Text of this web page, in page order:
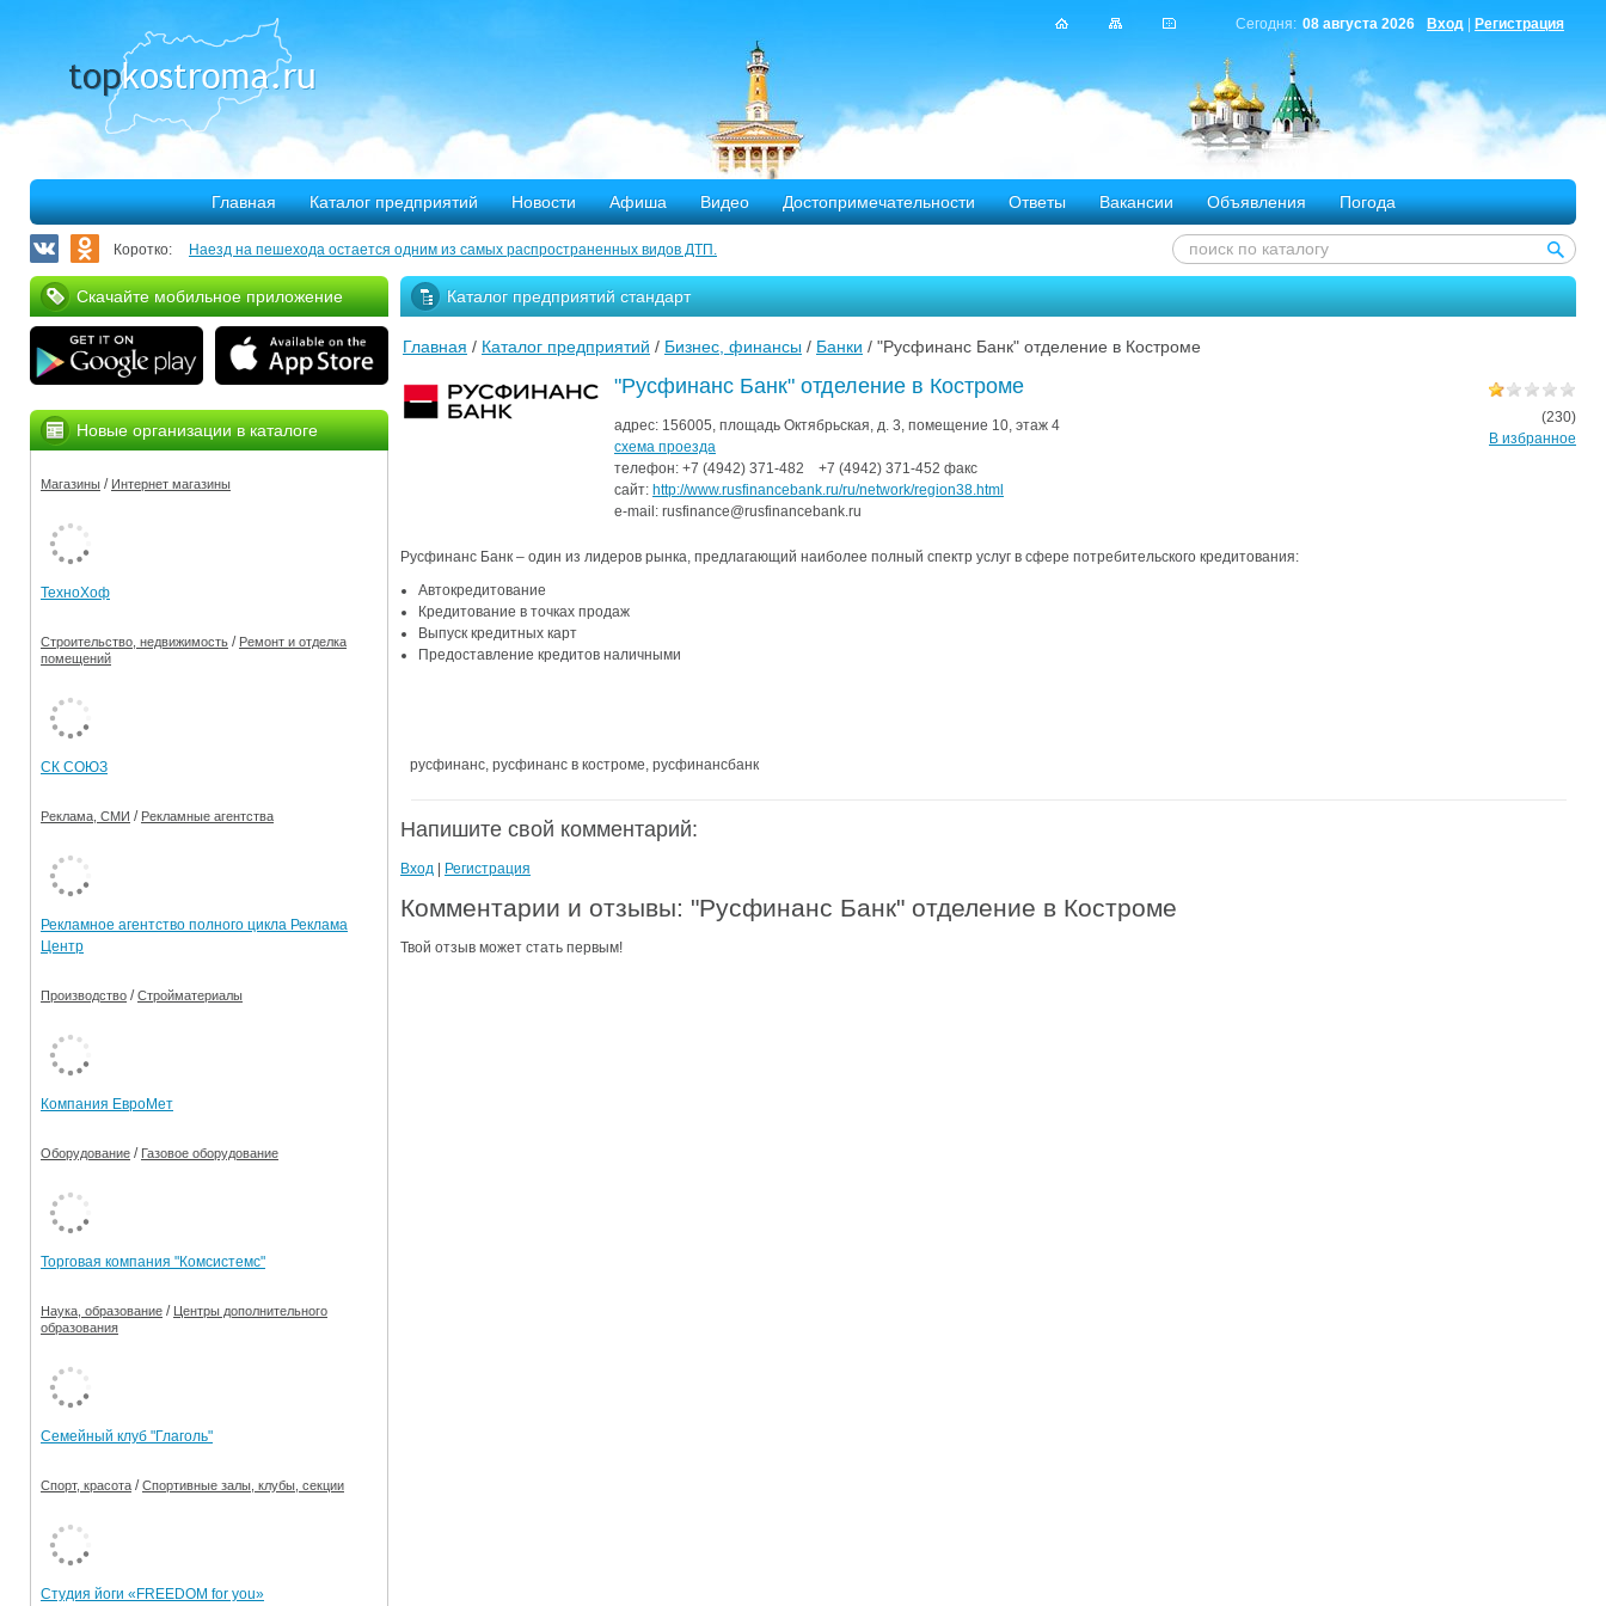
Вход Регистрация
Сегодня: 08 августа 2026
Главная Каталог предприятий Новости Афиша Видео Достопримечательности Ответы Вакансии Объявления Погода
Коротко: Наезд на пешехода остается одним из самых распространенных видов ДТП.
Запланирован ремонт более 40 километров областных дорог
В Костроме откроется выставка, посвященная 30-летию аварии на Чернобыльской АЭС
375 костромских семей улучшили свое благосостояние
Благотворительная программа «Мир без слез» приехала в Кострому.
Серьезное ДТП на Михалевском бульваре
За нарушение правил противопожарной безопасности оштрафовано 20 человек
Ограничения движения транспорта на майские праздники 2014
Электронные транспортные карты
Каталог предприятий стандарт
Главная / Каталог предприятий / Бизнес, финансы / Банки / "Русфинанс Банк" отделение в Костроме
(230)
В избранное
"Русфинанс Банк" отделение в Костроме
адрес: 156005, площадь Октябрьская, д. 3, помещение 10, этаж 4
схема проезда
телефон: +7 (4942) 371-482 +7 (4942) 371-452 факс
сайт: http://www.rusfinancebank.ru/ru/network/region38.html
e-mail: rusfinance@rusfinancebank.ru
Русфинанс Банк – один из лидеров рынка, предлагающий наиболее полный спектр услуг в сфере потребительского кредитования:
Автокредитование
Кредитование в точках продаж
Выпуск кредитных карт
Предоставление кредитов наличными
русфинанс, русфинанс в костроме, русфинансбанк
Напишите свой комментарий:
Вход Регистрация
Комментарии и отзывы: "Русфинанс Банк" отделение в Костроме
Твой отзыв может стать первым!
Скачайте мобильное приложение
Новые организации в каталоге
Магазины / Интернет магазины
ТехноХоф
Строительство, недвижимость / Ремонт и отделка
помещений
СК СОЮЗ
Реклама, СМИ / Рекламные агентства
Рекламное агентство полного цикла Реклама
Центр
Производство /Стройматериалы
Компания ЕвроМет
Оборудование / Газовое оборудование
Торговая компания "Комсистемс"
Наука, образование / Центры дополнительного
образования
Семейный клуб "Глаголь"
Спорт, красота /Спортивные залы, клубы, секции
Студия йоги «FREEDOM for you»